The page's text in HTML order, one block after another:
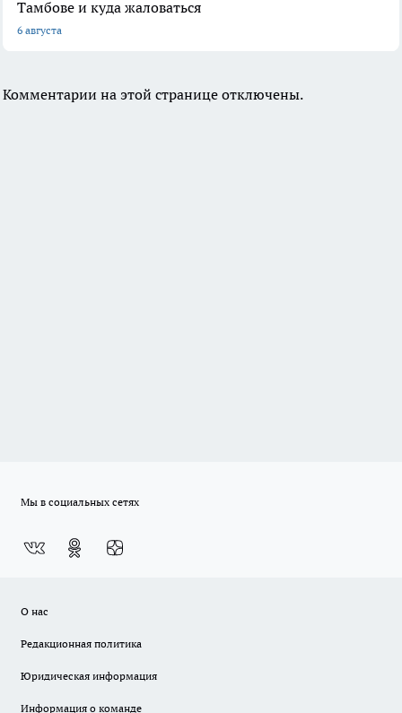
Тамбове и куда жаловаться
6 августа
Комментарии на этой странице отключены.
Мы в социальных сетях
О нас
Редакционная политика
Юридическая информация
Информация о команде